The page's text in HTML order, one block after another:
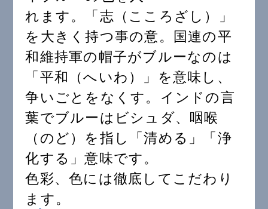
れます。「志（こころざし）」
を大きく持つ事の意。国連の平
和維持軍の帽子がブルーなのは
「平和（へいわ）」を意味し、
争いごとをなくす。インドの言
葉でブルーはビシュダ、咽喉
（のど）を指し「清める」「浄
化する」意味です。
色彩、色には徹底してこだわり
ます。